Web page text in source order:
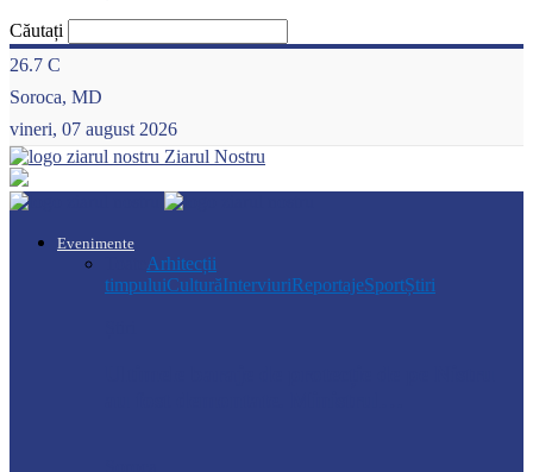
Căutați
26.7 C
Soroca, MD
vineri, 07 august 2026
Ziarul Nostru
Evenimente
Arhitecții
timpuluiCulturăInterviuriReportajeSportȘtiri